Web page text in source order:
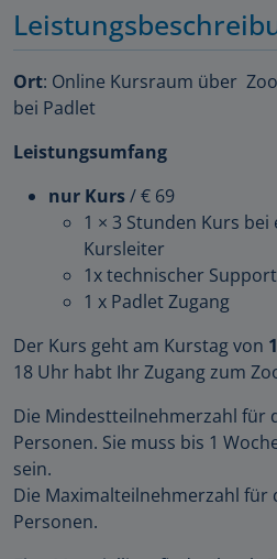
Ort: Online Kursraum über
bei Padlet
Leistungsumfang
nur Kurs/ € 69
1 × 3 Stunden Kurs
Kursleiter
1x technischer Support
1 x Padlet Zugang
Der Kurs geht am Kurstag von
18 Uhr habt Ihr Zugang zum
Die Mindestteilnehmerzahl für
Personen. Sie muss bis 1
sein.
Die Maximalteilnehmerzahl für
Personen.